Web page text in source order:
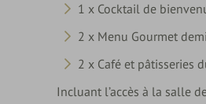
1 x Cocktail de
2 x Menu Gourmet
2 x Café et pâtisseries
Incluant l’accès à la salle